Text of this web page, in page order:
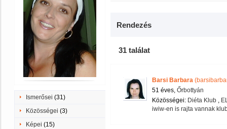
Ismerősei (31)
Közösségei (3)
Képei (15)
Rendezés
31 találat
Barsi Barbara
51 éves, Őrbottyán
Közösségei: Diéta Klub ,
iwiw-en is rajta vannak